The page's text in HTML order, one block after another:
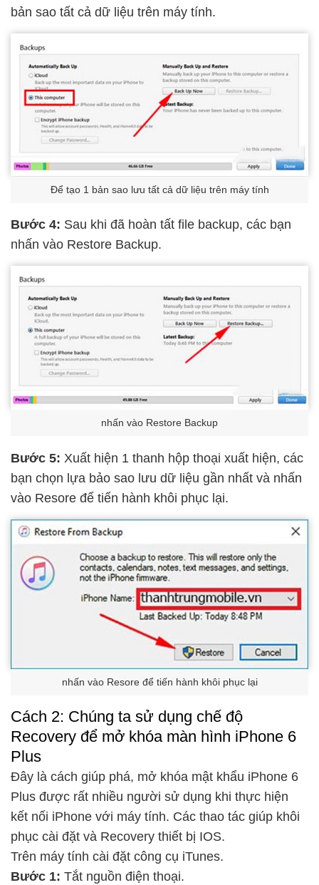
bản sao tất cả dữ liệu trên máy tính.
Để tạo 1 bản sao lưu tất cả dữ liệu trên máy tính
Bước 4: Sau khi đã hoàn tất file backup, các bạn
nhấn vào Restore Backup.
nhấn vào Restore Backup
Bước 5: Xuất hiện 1 thanh hộp thoại xuất hiện, các
bạn chọn lựa bảo sao lưu dữ liệu gần nhất và nhấn
vào Resore để tiến hành khôi phục lại.
nhấn vào Resore để tiến hành khôi phục lại
Cách 2: Chúng ta sử dụng chế độ
Recovery để mở khóa màn hình iPhone 6
Plus
Đây là cách giúp phá, mở khóa mật khẩu iPhone 6
Plus được rất nhiều người sử dụng khi thực hiện
kết nối iPhone với máy tính. Các thao tác giúp khôi
phục cài đặt và Recovery thiết bị IOS.
Trên máy tính cài đặt công cụ iTunes.
Bước 1: Tắt nguồn điện thoại.